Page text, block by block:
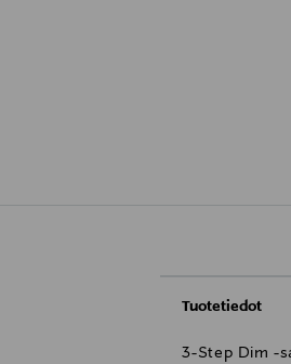
Tuotetiedot
3-Step Dim -